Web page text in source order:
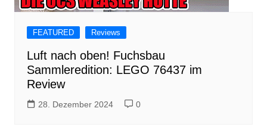
FEATURED Reviews
Luft nach oben! Fuchsbau
Sammleredition: LEGO 76437 im
Review
28. Dezember 2024 0